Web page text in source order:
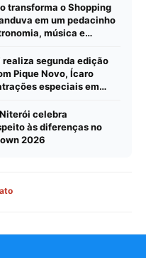
transforma o Shopping
em um pedacinho
música e
realiza segunda edição
Pique Novo, Ícaro
especiais em
celebra
às diferenças no
2026